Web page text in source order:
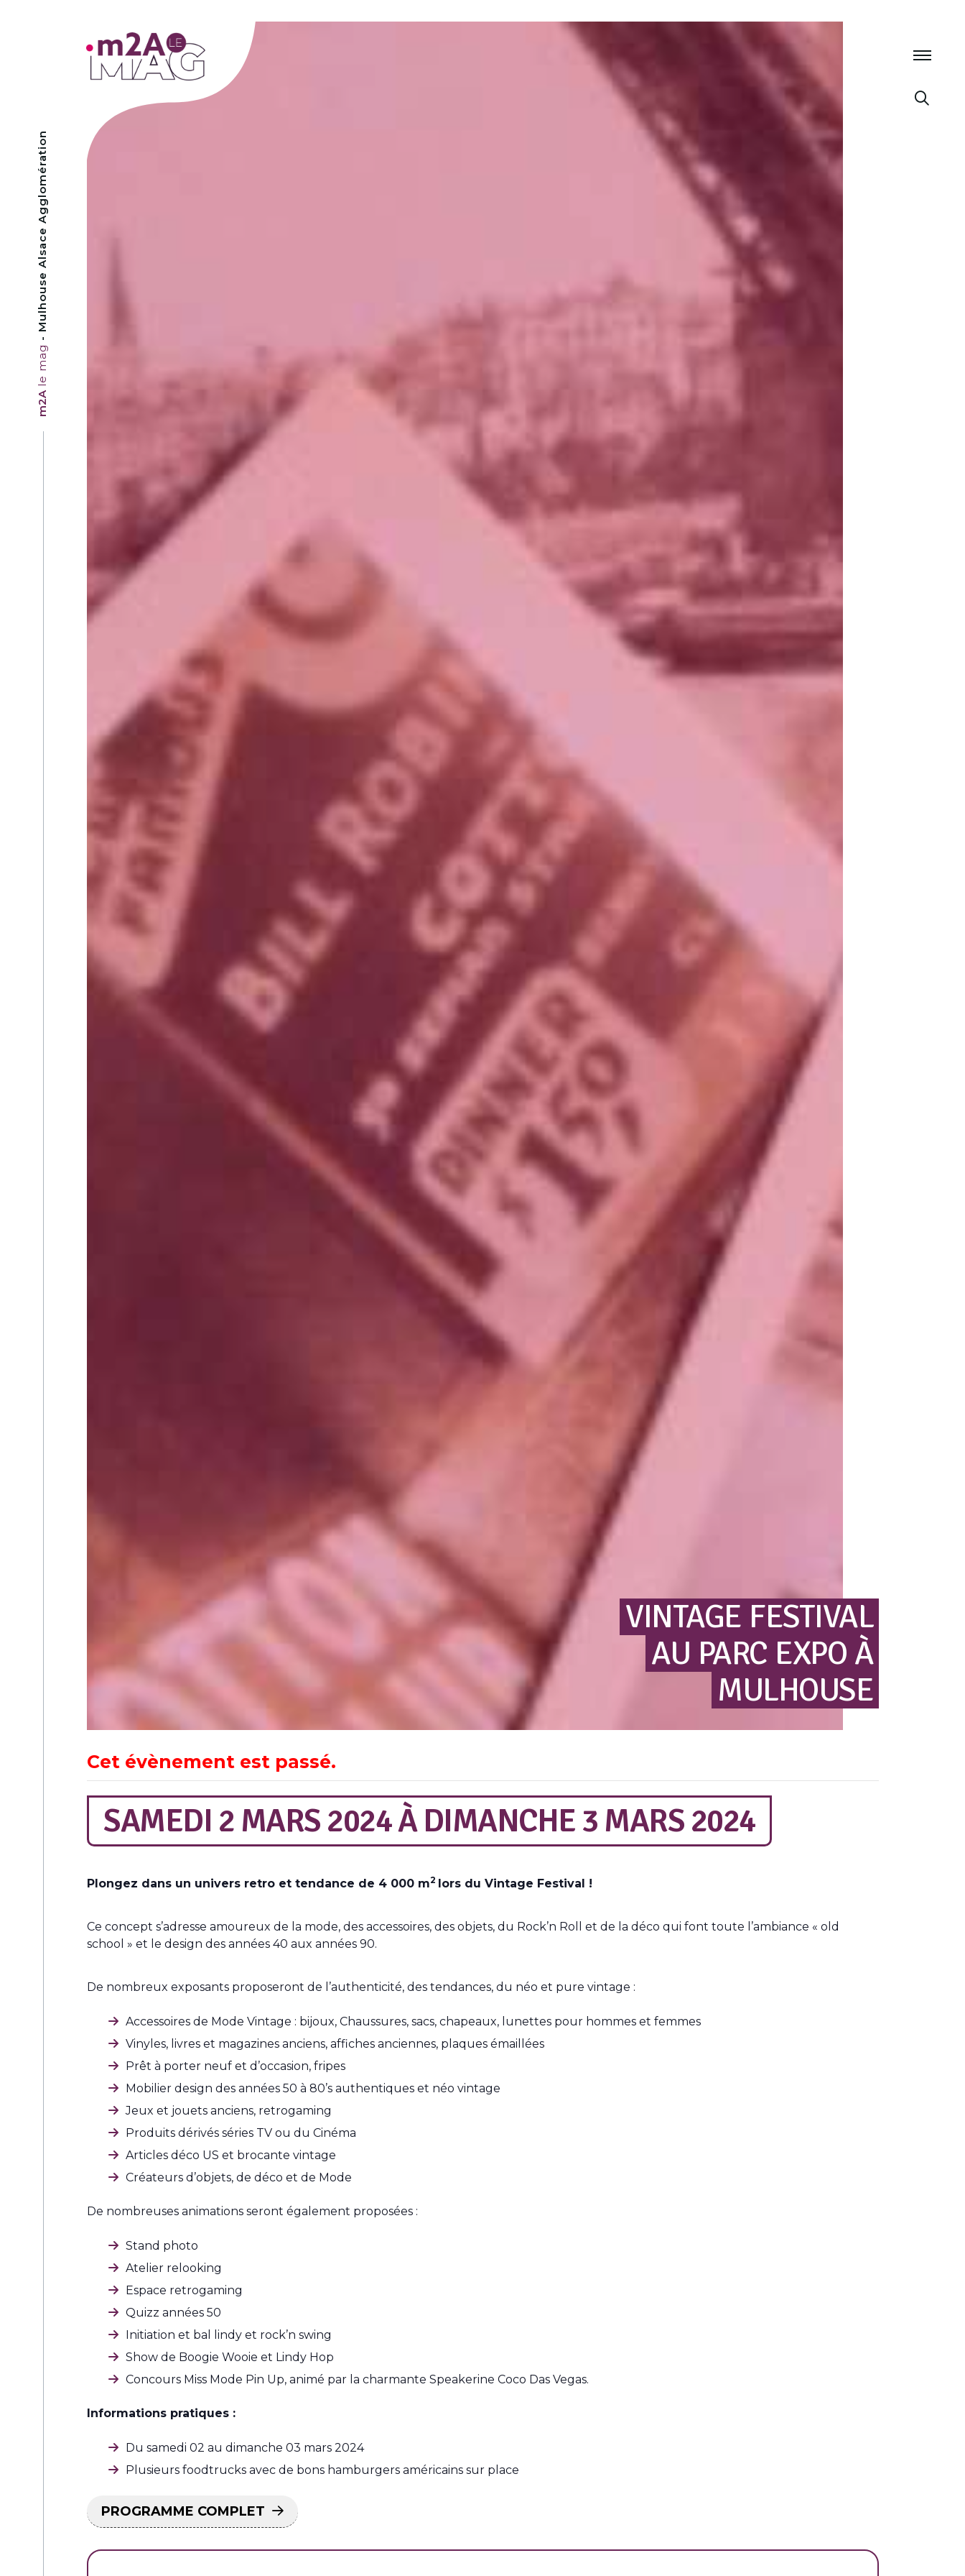
m2A
le mag
- Mulhouse Alsace Agglomération
VINTAGE FESTIVAL
AU PARC EXPO À
MULHOUSE
Cet évènement est passé.
SAMEDI 2 MARS 2024À DIMANCHE 3 MARS 2024
Plongez dans un univers retro et tendance de 4 000 m2 lors du Vintage Festival !
Ce concept s’adresse amoureux de la mode, des accessoires, des objets, du Rock’n Roll et de la déco qui font toute l’ambiance « old
school » et le design des années 40 aux années 90.
De nombreux exposants proposeront de l’authenticité, des tendances, du néo et pure vintage :
Accessoires de Mode Vintage : bijoux, Chaussures, sacs, chapeaux, lunettes pour hommes et femmes
Vinyles, livres et magazines anciens, affiches anciennes, plaques émaillées
Prêt à porter neuf et d’occasion, fripes
Mobilier design des années 50 à 80’s authentiques et néo vintage
Jeux et jouets anciens, retrogaming
Produits dérivés séries TV ou du Cinéma
Articles déco US et brocante vintage
Créateurs d’objets, de déco et de Mode
De nombreuses animations seront également proposées :
Stand photo
Atelier relooking
Espace retrogaming
Quizz années 50
Initiation et bal lindy et rock’n swing
Show de Boogie Wooie et Lindy Hop
Concours Miss Mode Pin Up, animé par la charmante Speakerine Coco Das Vegas.
Informations pratiques :
Du samedi 02 au dimanche 03 mars 2024
Plusieurs foodtrucks avec de bons hamburgers américains sur place
PROGRAMME COMPLET